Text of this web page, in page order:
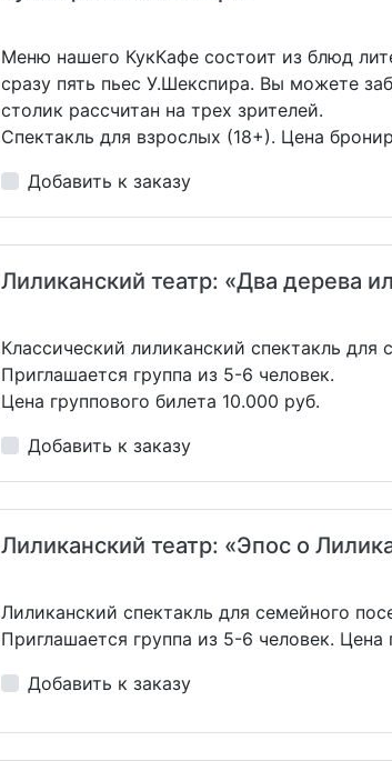
Меню нашего КукКафе состоит из блюд
сразу пять пьес У.Шекспира. Вы можете
столик рассчитан на трех зрителей.
Спектакль для взрослых (18+). Цена
Добавить к заказу
Лиликанский театр: «Два дерева
Классический лиликанский спектакль
Приглашается группа из 5-6 человек.
Цена группового билета 10.000 руб.
Добавить к заказу
Лиликанский театр: «Эпос о
Лиликанский спектакль для семейного
Приглашается группа из 5-6 человек. Цена
Добавить к заказу